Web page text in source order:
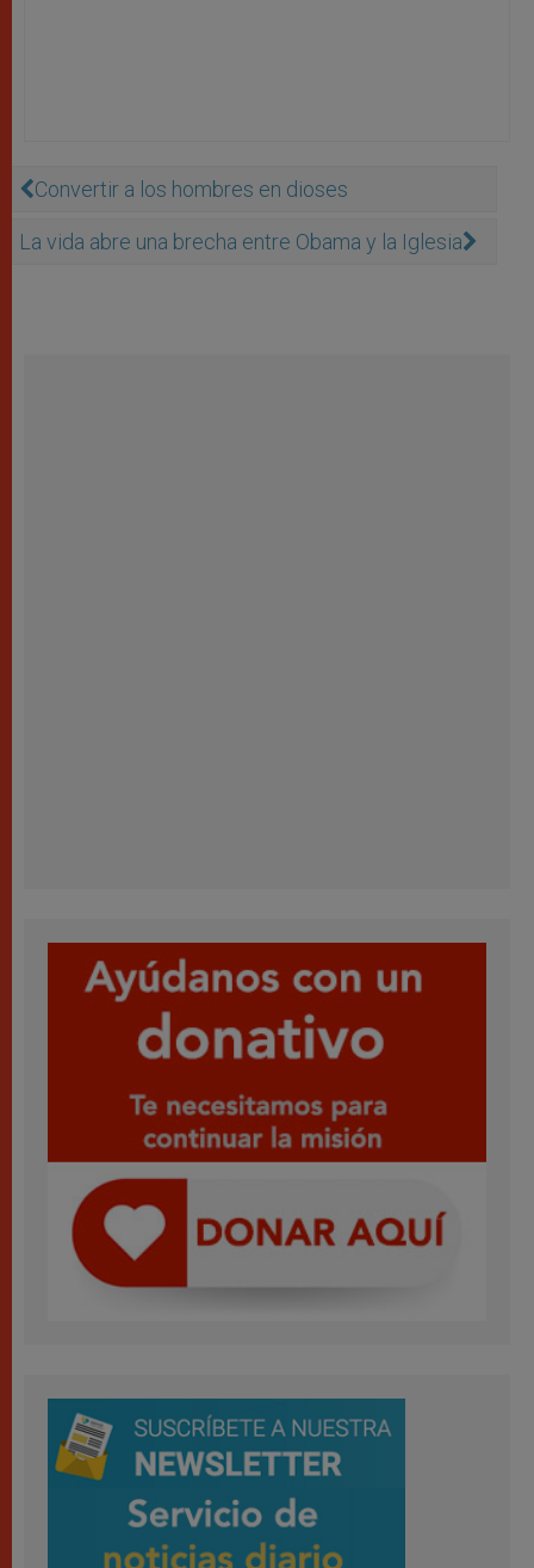
Convertir a los hombres en dioses
La vida abre una brecha entre Obama y la Iglesia